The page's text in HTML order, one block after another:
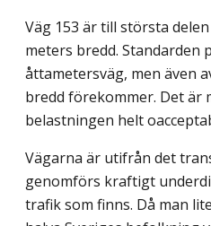
Väg 153 är till största
meters bredd. Standarden
åttametersväg, men även
bredd förekommer. Det är
belastningen helt
Vägarna är utifrån det
genomförs kraftigt
trafik som finns. Då man